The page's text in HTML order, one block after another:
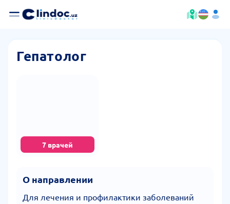
Гепатолог
7 врачей
О направлении
Для лечения и профилактики заболеваний